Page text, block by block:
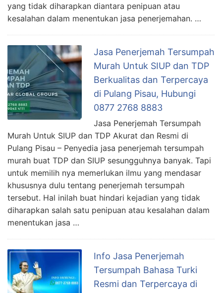
yang tidak diharapkan diantara penipuan atau
kesalahan dalam menentukan jasa penerjemahan. …
Jasa Penerjemah Tersumpah
Murah Untuk SIUP dan TDP
Berkualitas dan Terpercaya
di Pulang Pisau, Hubungi
0877 2768 8883
Jasa Penerjemah Tersumpah
Murah Untuk SIUP dan TDP Akurat dan Resmi di
Pulang Pisau – Penyedia jasa penerjemah tersumpah
murah buat TDP dan SIUP sesungguhnya banyak. Tapi
untuk memilih nya memerlukan ilmu yang mendasar
khususnya dulu tentang penerjemah tersumpah
tersebut. Hal inilah buat hindari kejadian yang tidak
diharapkan salah satu penipuan atau kesalahan dalam
menentukan jasa …
Info Jasa Penerjemah
Tersumpah Bahasa Turki
Resmi dan Terpercaya di